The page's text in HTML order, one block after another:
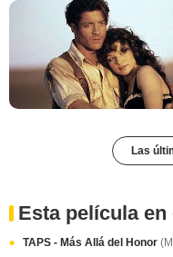
Las
Esta película
TAPS - Más Allá del Honor